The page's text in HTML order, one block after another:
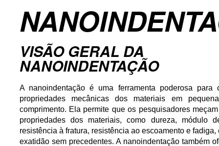
VISÃO GERAL DA
NANOINDENTAÇÃO
A nanoindentação é uma ferramenta poderosa para
propriedades mecânicas dos materiais em
comprimento. Ela permite que os pesquisadores
propriedades dos materiais, como dureza, módulo
resistência à fratura, resistência ao escoamento e fadiga,
exatidão sem precedentes. A nanoindentação também